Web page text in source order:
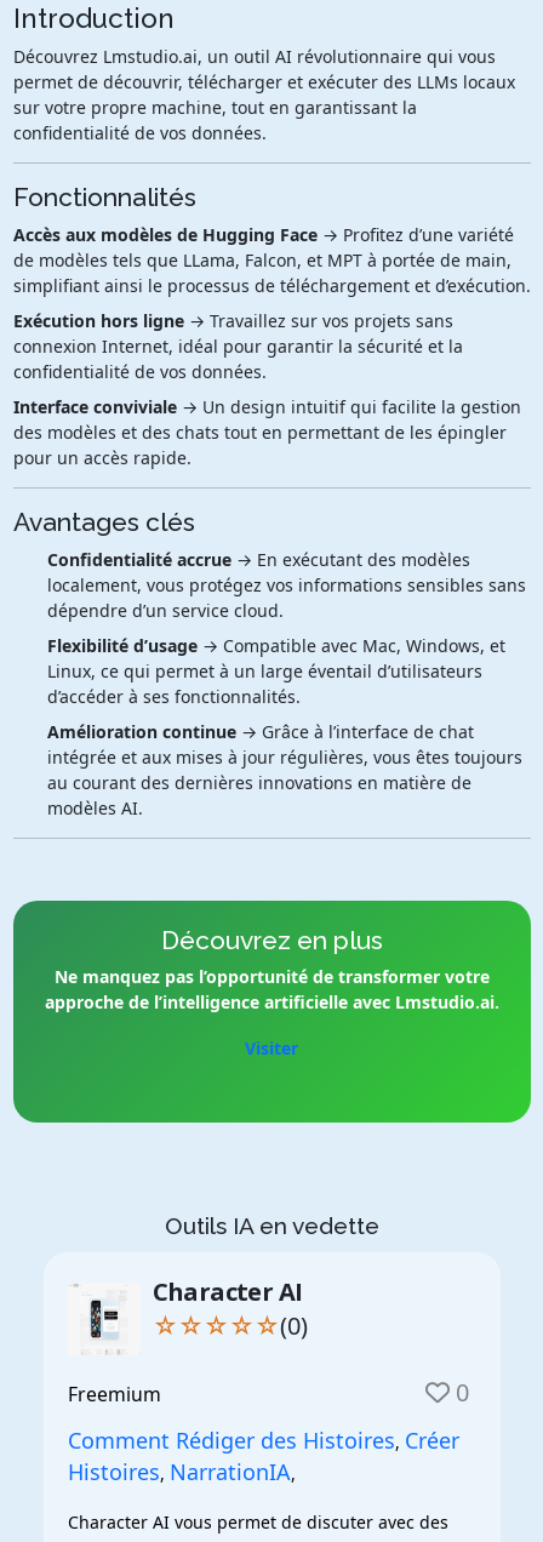
Introduction
Découvrez Lmstudio.ai, un outil AI révolutionnaire qui vous
permet de découvrir, télécharger et exécuter des LLMs locaux
sur votre propre machine, tout en garantissant la
confidentialité de vos données.
Fonctionnalités
Accès aux modèles de Hugging Face→ Profitez d’une variété
de modèles tels que LLama, Falcon, et MPT à portée de main,
simplifiant ainsi le processus de téléchargement et d’exécution.
Exécution hors ligne→ Travaillez sur vos projets sans
connexion Internet, idéal pour garantir la sécurité et la
confidentialité de vos données.
Interface conviviale→ Un design intuitif qui facilite la gestion
des modèles et des chats tout en permettant de les épingler
pour un accès rapide.
Avantages clés
Confidentialité accrue→ En exécutant des modèles
localement, vous protégez vos informations sensibles sans
dépendre d’un service cloud.
Flexibilité d’usage→ Compatible avec Mac, Windows, et
Linux, ce qui permet à un large éventail d’utilisateurs
d’accéder à ses fonctionnalités.
Amélioration continue→ Grâce à l’interface de chat
intégrée et aux mises à jour régulières, vous êtes toujours
au courant des dernières innovations en matière de
modèles AI.
Découvrez en plus
Ne manquez pas l’opportunité de transformer votre
approche de l’intelligence artificielle avec Lmstudio.ai.
Visiter
Outils IA en vedette
Character AI
☆☆☆☆☆(0)
Freemium 0
Comment Rédiger des Histoires, Créer
Histoires, NarrationIA,
Character AI vous permet de discuter avec des